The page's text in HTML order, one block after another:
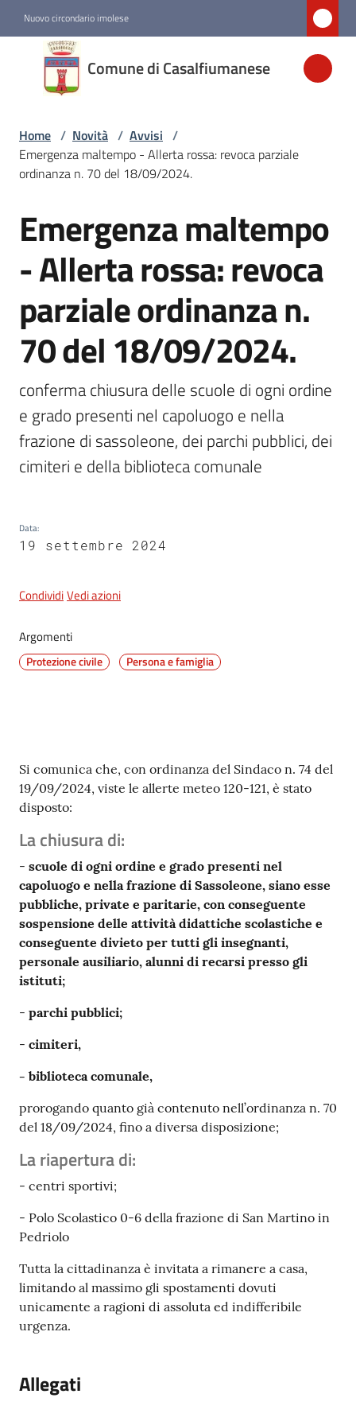
Nuovo circondario imolese
Comune di Casalfiumanese
Comune di
Casalfiumanese
Amministrazione
Casalfiumanese
5x1000
Servizi
on-
Tutti
Home / Novità / Avvisi /
Emergenza maltempo - Allerta rossa: revoca parziale
ordinanza n. 70 del 18/09/2024.
Salta al contenuto
Emergenza maltempo
- Allerta rossa: revoca
parziale ordinanza n.
70 del 18/09/2024.
conferma chiusura delle scuole di ogni ordine
e grado presenti nel capoluogo e nella
frazione di sassoleone, dei parchi pubblici, dei
cimiteri e della biblioteca comunale
Data:
19 settembre 2024
CondividiVedi azioni
Argomenti
Protezione civile Persona e famiglia
Contenuto
Si comunica che, con ordinanza del Sindaco n. 74 del
19/09/2024, viste le allerte meteo 120-121, è stato
disposto:
La chiusura di:
- scuole di ogni ordine e grado presenti nel
capoluogo e nella frazione di Sassoleone, siano esse
pubbliche, private e paritarie, con conseguente
sospensione delle attività didattiche scolastiche e
conseguente divieto per tutti gli insegnanti,
personale ausiliario, alunni di recarsi presso gli
istituti;
- parchi pubblici;
- cimiteri,
- biblioteca comunale,
prorogando quanto già contenuto nell’ordinanza n. 70
del 18/09/2024, fino a diversa disposizione;
La riapertura di:
- centri sportivi;
- Polo Scolastico 0-6 della frazione di San Martino in
Pedriolo
Tutta la cittadinanza è invitata a rimanere a casa,
limitando al massimo gli spostamenti dovuti
unicamente a ragioni di assoluta ed indifferibile
urgenza.
Allegati